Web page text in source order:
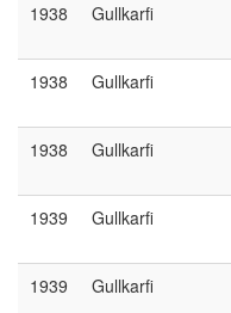
1938 Gullkarfi
1938 Gullkarfi
1938 Gullkarfi
1939 Gullkarfi
1939 Gullkarfi